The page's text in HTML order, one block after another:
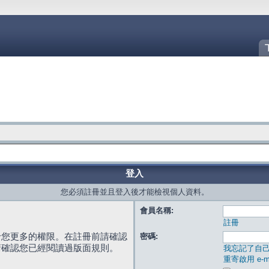
登入
您必須註冊並且登入後才能檢視個人資料。
更多的權限。在註冊前請確認
認您已經閱讀過版面規則。
會員名稱:
註冊
密碼:
我忘記了自
重寄啟用 e-